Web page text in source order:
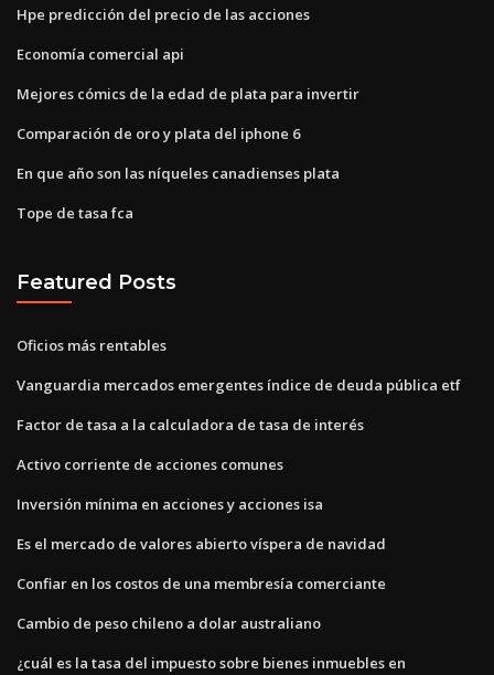
Hpe predicción del precio de las acciones
Economía comercial api
Mejores cómics de la edad de plata para invertir
Comparación de oro y plata del iphone 6
En que año son las níqueles canadienses plata
Tope de tasa fca
Featured Posts
Oficios más rentables
Vanguardia mercados emergentes índice de deuda pública etf
Factor de tasa a la calculadora de tasa de interés
Activo corriente de acciones comunes
Inversión mínima en acciones y acciones isa
Es el mercado de valores abierto víspera de navidad
Confiar en los costos de una membresía comerciante
Cambio de peso chileno a dolar australiano
¿cuál es la tasa del impuesto sobre bienes inmuebles en